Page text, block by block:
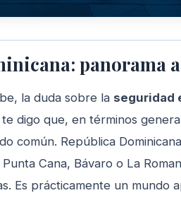
panorama
la duda sobre la seguridad
digo que, en términos
común. República
Cana, Bávaro o La
Es prácticamente un mundo